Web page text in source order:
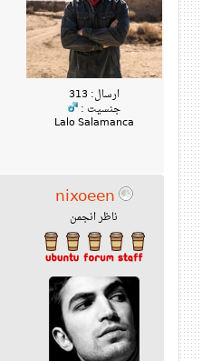
ارسال: 313
جنسیت :
Lalo Salamanca
nixoeen
ناظر انجمن